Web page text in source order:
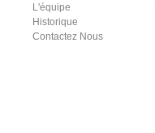
L'équipe
Historique
Contactez Nous